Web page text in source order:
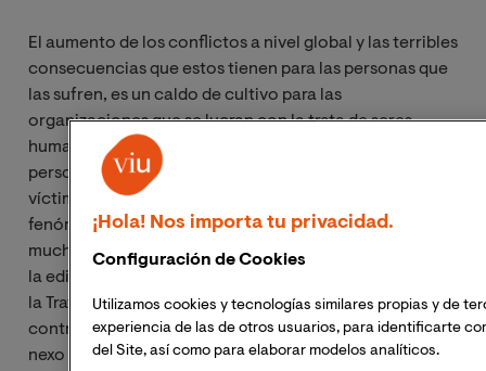
El aumento de los conflictos a nivel global y las terribles
consecuencias que estos tienen para las personas que
las sufren, es un caldo de cultivo para las
organizaciones que se lucran con la trata de seres
humanos. Si bien es cierto que no es necesario que una
persona sea desplazada para que pueda ser considera
víctima de trata de personas, y que este es un
fenómeno que responde a una pluralidad de factores,
muchos de ellos no relacionados con la migración, en
la edición de 2016 del informe
la Trata de Personas de la Oficina de Naciones Unidas
contra la Droga y el Delito, se afirma que existe un claro
nexo entre la migración y la trata de seres humanos,
¡Hola! Nos importa tu privacidad.
Configuración de Cookies
Utilizamos cookies y tecnologías similares propias y de
experiencia de las de otros usuarios, para identificarte
del Site, así como para elaborar modelos analíticos.